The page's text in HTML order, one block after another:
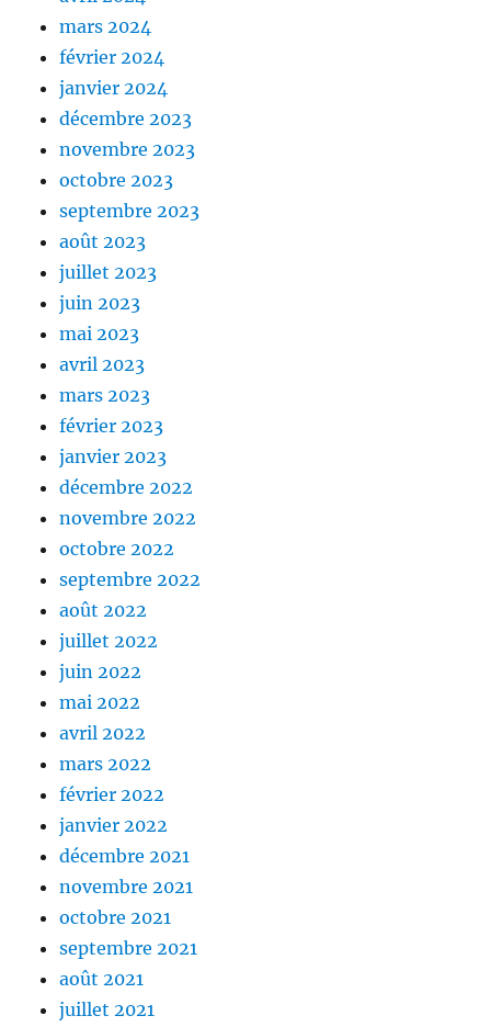
mars 2024
février 2024
janvier 2024
décembre 2023
novembre 2023
octobre 2023
septembre 2023
août 2023
juillet 2023
juin 2023
mai 2023
avril 2023
mars 2023
février 2023
janvier 2023
décembre 2022
novembre 2022
octobre 2022
septembre 2022
août 2022
juillet 2022
juin 2022
mai 2022
avril 2022
mars 2022
février 2022
janvier 2022
décembre 2021
novembre 2021
octobre 2021
septembre 2021
août 2021
juillet 2021